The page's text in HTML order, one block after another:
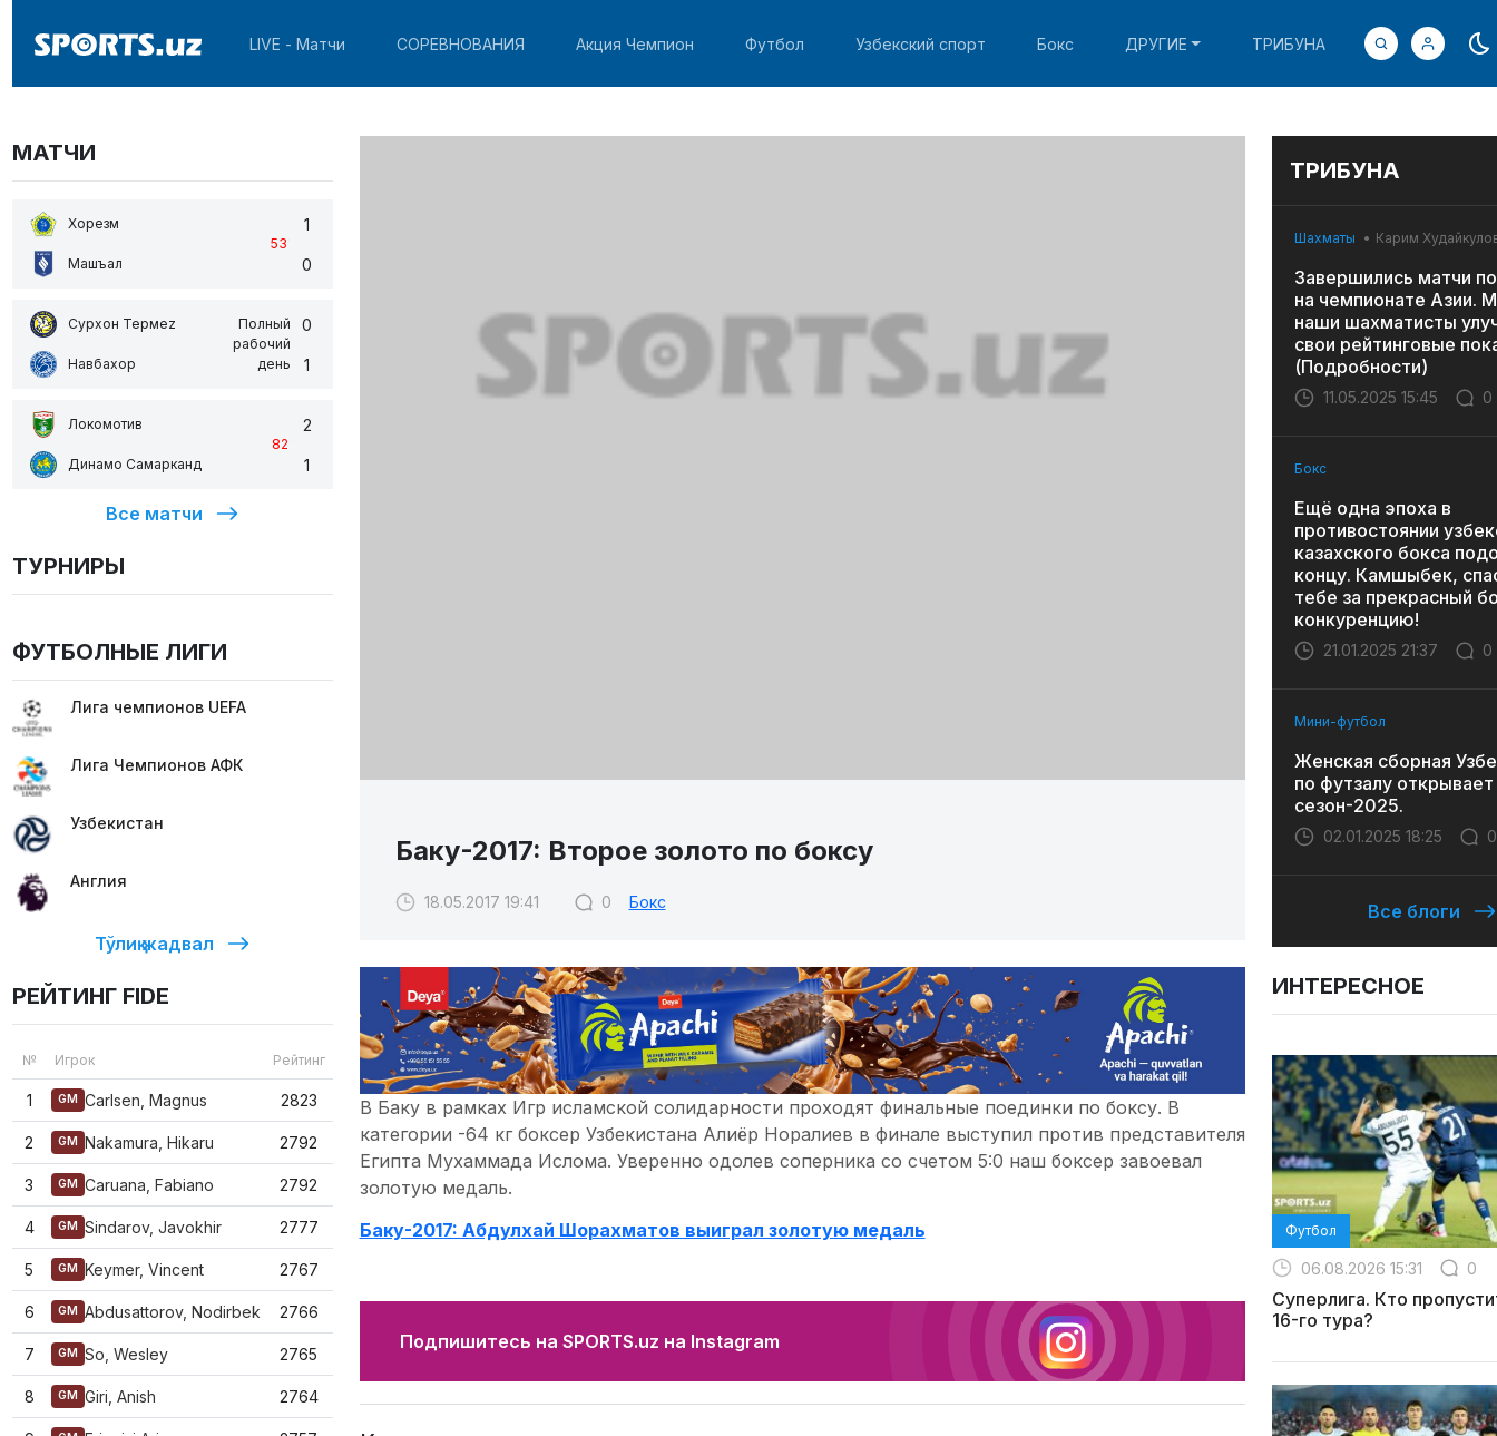
LIVE - Матчи СОРЕВНОВАНИЯ Акция Чемпион Футбол Узбекский спорт Бокс ДРУГИЕ ТРИБУНА
МАТЧИ
Хорезм
Машъал
53
1
0
Сурхон Термеz
Навбахор
Полный
рабочий
день
0
1
Локомотив
Динамо Самарканд
82
2
1
Все матчи
ТУРНИРЫ
ФУТБОЛНЫЕ ЛИГИ
Лига чемпионов UEFA
Лига Чемпионов АФК
Узбекистан
Англия
Тўлиқ жадвал
РЕЙТИНГ FIDE
№ Игрок Рейтинг
1 GM Carlsen, Magnus 2823
2 GM Nakamura, Hikaru 2792
3 GM Caruana, Fabiano 2792
4 GM Sindarov, Javokhir 2777
5 GM Keymer, Vincent 2767
6 GM Abdusattorov, Nodirbek 2766
7 GM So, Wesley 2765
8 GM Giri, Anish 2764
Баку-2017: Второе золото по боксу
18.05.2017 19:41 0 Бокс
В Баку в рамках Игр исламской солидарности проходят финальные поединки по боксу. В
категории -64 кг боксер Узбекистана Алиёр Норалиев в финале выступил против представителя
Египта Мухаммада Ислома. Уверенно одолев соперника со счетом 5:0 наш боксер завоевал
золотую медаль.
Баку-2017: Абдулхай Шорахматов выиграл золотую медаль
Подпишитесь на SPORTS.uz на Instagram
ТРИБУНА
Шахматы Карим
Завершились матчи
на чемпионате Азии.
наши шахматисты
свои рейтинговые
(Подробности)
11.05.2025 15:45 0
Бокс
Ещё одна эпоха в
противостоянии
казахского бокса
концу. Камшыбек,
тебе за прекрасный
конкуренцию!
21.01.2025 21:37 0
Мини-футбол
Женская сборная
по футзалу открывает
сезон-2025.
02.01.2025 18:25 0
Все блоги
ИНТЕРЕСНОЕ
Футбол
06.08.2026 15:31 0
Суперлига. Кто
16-го тура?